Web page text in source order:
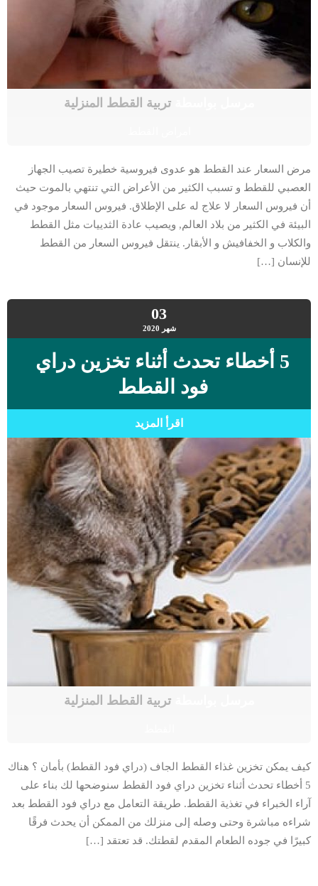
مرسل بواسطةتربية القطط المنزلية
مرض السعار عند القطط هو عدوى فيروسية خطيرة تصيب الجهاز
العصبي للقطط و تسبب الكثير من الأعراض التي تنتهي بالموت حيث
أن فيروس السعار لا علاج له على الإطلاق. فيروس السعار موجود في
البيئة في الكثير من بلاد العالم, ويصيب عادة الثدييات مثل القطط
والكلاب و الخفافيش و الأبقار. ينتقل فيروس السعار من القطط
للإنسان […]
03
شهر 2020
5 أخطاء تحدث أثناء تخزين دراي
فود القطط
اقرأ المزيد
مرسل بواسطةتربية القطط المنزلية
كيف يمكن تخزين غذاء القطط الجاف (دراي فود القطط) بأمان ؟ هناك
5 أخطاء تحدث أثناء تخزين دراي فود القطط سنوضحها لك بناء على
آراء الخبراء في تغذية القطط. طريقة التعامل مع دراي فود القطط بعد
شراءه مباشرة وحتى وصله إلى منزلك من الممكن أن يحدث فرقًا
كبيرًا في جوده الطعام المقدم لقطتك. قد تعتقد […]